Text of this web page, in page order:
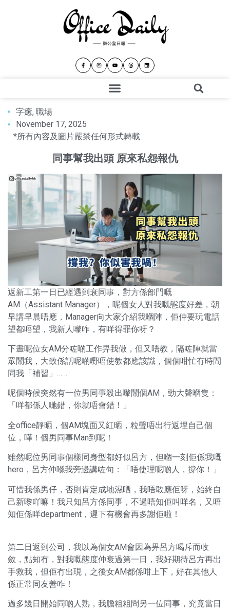
字癒, 職場
November 17, 2025
*所有內容及圖片嚴禁任何形式轉載
同事幫我出頭 原來私怨報仇
返新工第一日已經遇到衰同事，對方係部門嘅
AM（Assistant Manager），呢個女人對我嘅態度好差，朝
早講早晨唔應，Manager向大家介紹我嗰陣，佢仲要玩電話
望都唔望，我新人嚟咋，有咩得罪你呀？
下晝呢位女AM分咗啲工作畀我做，但又唔教，隔咗陣就當
眾鬧我，大致係話呢啲嘢唔使教都應該識，個個咁忙冇時間
同我「補習」……
呢個時候突然有一位男同事殺出嚟鬧個AM，勁大聲嗰隻：
「咩都係人哋錯，你就唔會錯！」
全office靜晒，個AM塊面又紅晒，粒聲唔出行返埋自己個
位，嘩！個男同事Man到呢！
雖然呢位男同事個樣同身型都好似呂方，但嗰一刻佢係我嘅
hero，呂方仲喺我旁邊講咗句：「唔使理呢啲人，撐你！」
可惜我係男仔，否則肯定成地濕晒，我唔敢應佢呀，始終自
己新嚟吖嘛！我只知呂方係同事，不過唔知佢叫咩名，又唔
知佢係咩department，遲下有機會再多謝佢啦！
第二日返到公司，我以為個女AM會因為畀呂方喝斥而收
斂，點知冇，對我嘅態度仲衰過第一日，我好期待呂方再出
手救我，但佢冇出現，之後女AM都係咁上下，好在其他人
係正常同友善咋！
過多幾日開始同啲人熟，我膽粗粗問另一位同事，究竟當日